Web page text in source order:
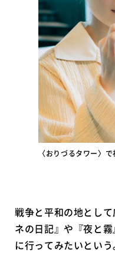
〈おりづるタワー〉
戦争と平和の地とし
ネの日記』や『夜と
に行ってみたいという